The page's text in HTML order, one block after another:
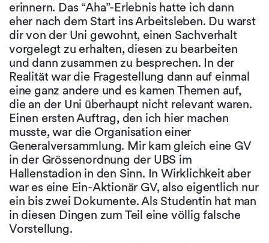
erinnern. Das “Aha”-Erlebnis hatte ich dann
eher nach dem Start ins Arbeitsleben. Du warst
dir von der Uni gewohnt, einen Sachverhalt
vorgelegt zu erhalten, diesen zu bearbeiten
und dann zusammen zu besprechen. In der
Realität war die Fragestellung dann auf einmal
eine ganz andere und es kamen Themen auf,
die an der Uni überhaupt nicht relevant waren.
Einen ersten Auftrag, den ich hier machen
musste, war die Organisation einer
Generalversammlung. Mir kam gleich eine GV
in der Grössenordnung der UBS im
Hallenstadion in den Sinn. In Wirklichkeit aber
war es eine Ein-Aktionär GV, also eigentlich nur
ein bis zwei Dokumente. Als Studentin hat man
in diesen Dingen zum Teil eine völlig falsche
Vorstellung.